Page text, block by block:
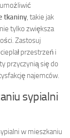
tkaniny , takie jak
tylko zwiększa
Zastosuj
przestrzeń i
przyczynią się do
najemców.
sypialni
w mieszkaniu